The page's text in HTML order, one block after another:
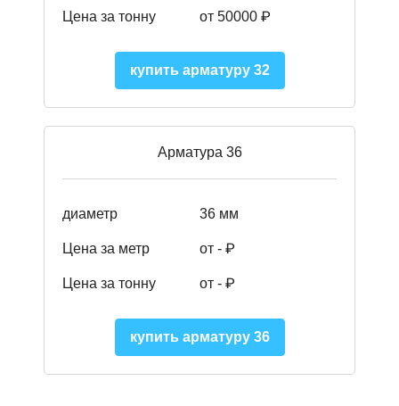
Цена за тонну от 50000 ₽
купить арматуру 32
Арматура 36
диаметр 36 мм
Цена за метр от - ₽
Цена за тонну от - ₽
купить арматуру 36